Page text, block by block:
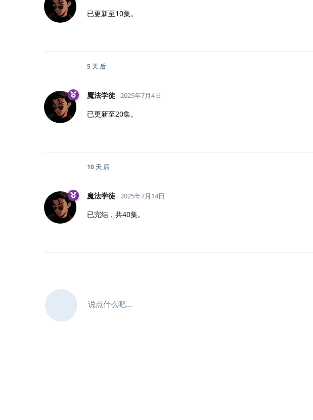
已更新至10集。
5 天 后
魔法学徒 2025年7月4日
已更新至20集。
10 天 后
魔法学徒 2025年7月14日
已完结，共40集。
说点什么吧...